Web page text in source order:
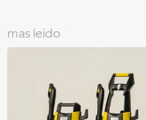
mas leido